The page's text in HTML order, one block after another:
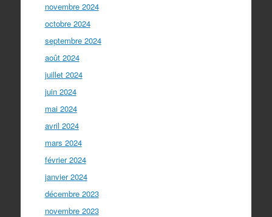
novembre 2024
octobre 2024
septembre 2024
août 2024
juillet 2024
juin 2024
mai 2024
avril 2024
mars 2024
février 2024
janvier 2024
décembre 2023
novembre 2023